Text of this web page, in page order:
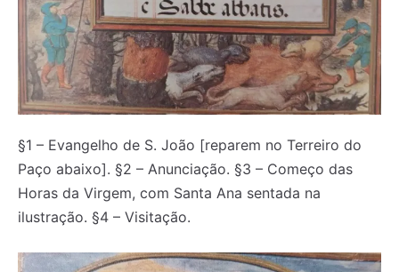
§1 – Evangelho de S. João [reparem no Terreiro do
Paço abaixo]. §2 – Anunciação. §3 – Começo das
Horas da Virgem, com Santa Ana sentada na
ilustração. §4 – Visitação.